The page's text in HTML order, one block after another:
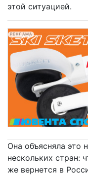
этой ситуацией.
РЕКЛАМА
Она объясняла это
нескольких стран:
же вернется в